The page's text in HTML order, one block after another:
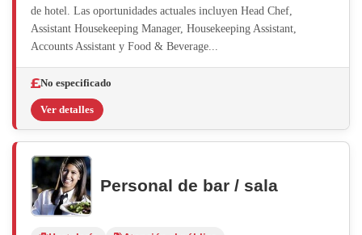
de hotel. Las oportunidades actuales incluyen Head Chef,
Assistant Housekeeping Manager, Housekeeping Assistant,
Accounts Assistant y Food & Beverage...
No especificado
Ver detalles
Personal de bar / sala